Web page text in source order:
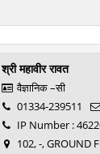
श्री महावीर रावत
वैज्ञानिक –सी
01334-239511
IP Number :
102, -, GROUND